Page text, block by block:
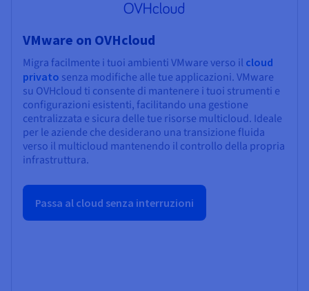
VMware on OVHcloud
Migra facilmente i tuoi ambienti VMware verso il cloud
privato senza modifiche alle tue applicazioni. VMware
su OVHcloud ti consente di mantenere i tuoi strumenti e
configurazioni esistenti, facilitando una gestione
centralizzata e sicura delle tue risorse multicloud. Ideale
per le aziende che desiderano una transizione fluida
verso il multicloud mantenendo il controllo della propria
infrastruttura.
Passa al cloud senza interruzioni